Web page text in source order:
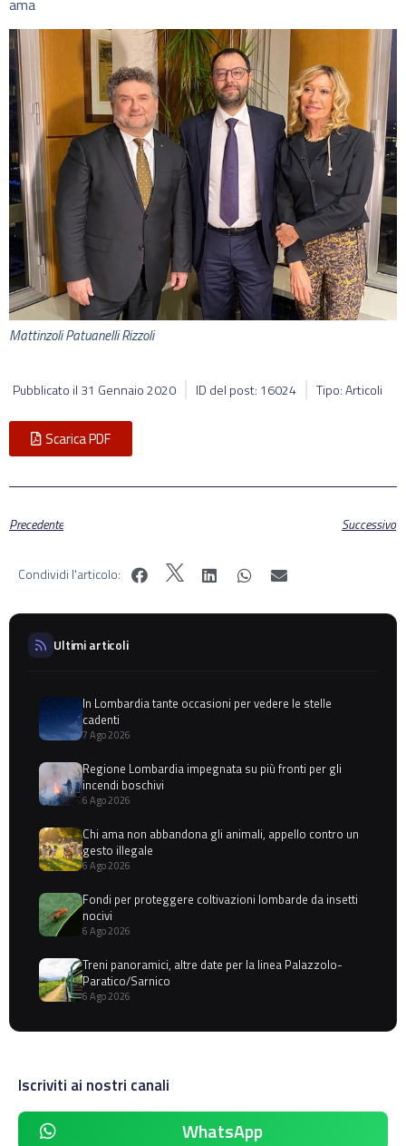
ama
Mattinzoli Patuanelli Rizzoli
Pubblicato il 31 Gennaio 2020 ID del post: 16024 Tipo: Articoli
Scarica PDF
Precedente Successivo
Condividi l'articolo:
Ultimi articoli
In Lombardia tante occasioni per vedere le stelle
cadenti
7 Ago 2026
Regione Lombardia impegnata su più fronti per gli
incendi boschivi
6 Ago 2026
Chi ama non abbandona gli animali, appello contro un
gesto illegale
6 Ago 2026
Fondi per proteggere coltivazioni lombarde da insetti
nocivi
6 Ago 2026
Treni panoramici, altre date per la linea Palazzolo-
Paratico/Sarnico
6 Ago 2026
Iscriviti ai nostri canali
WhatsApp